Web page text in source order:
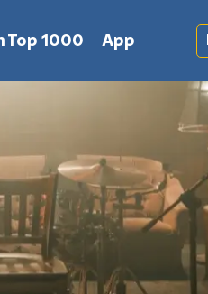
Top 1000 App